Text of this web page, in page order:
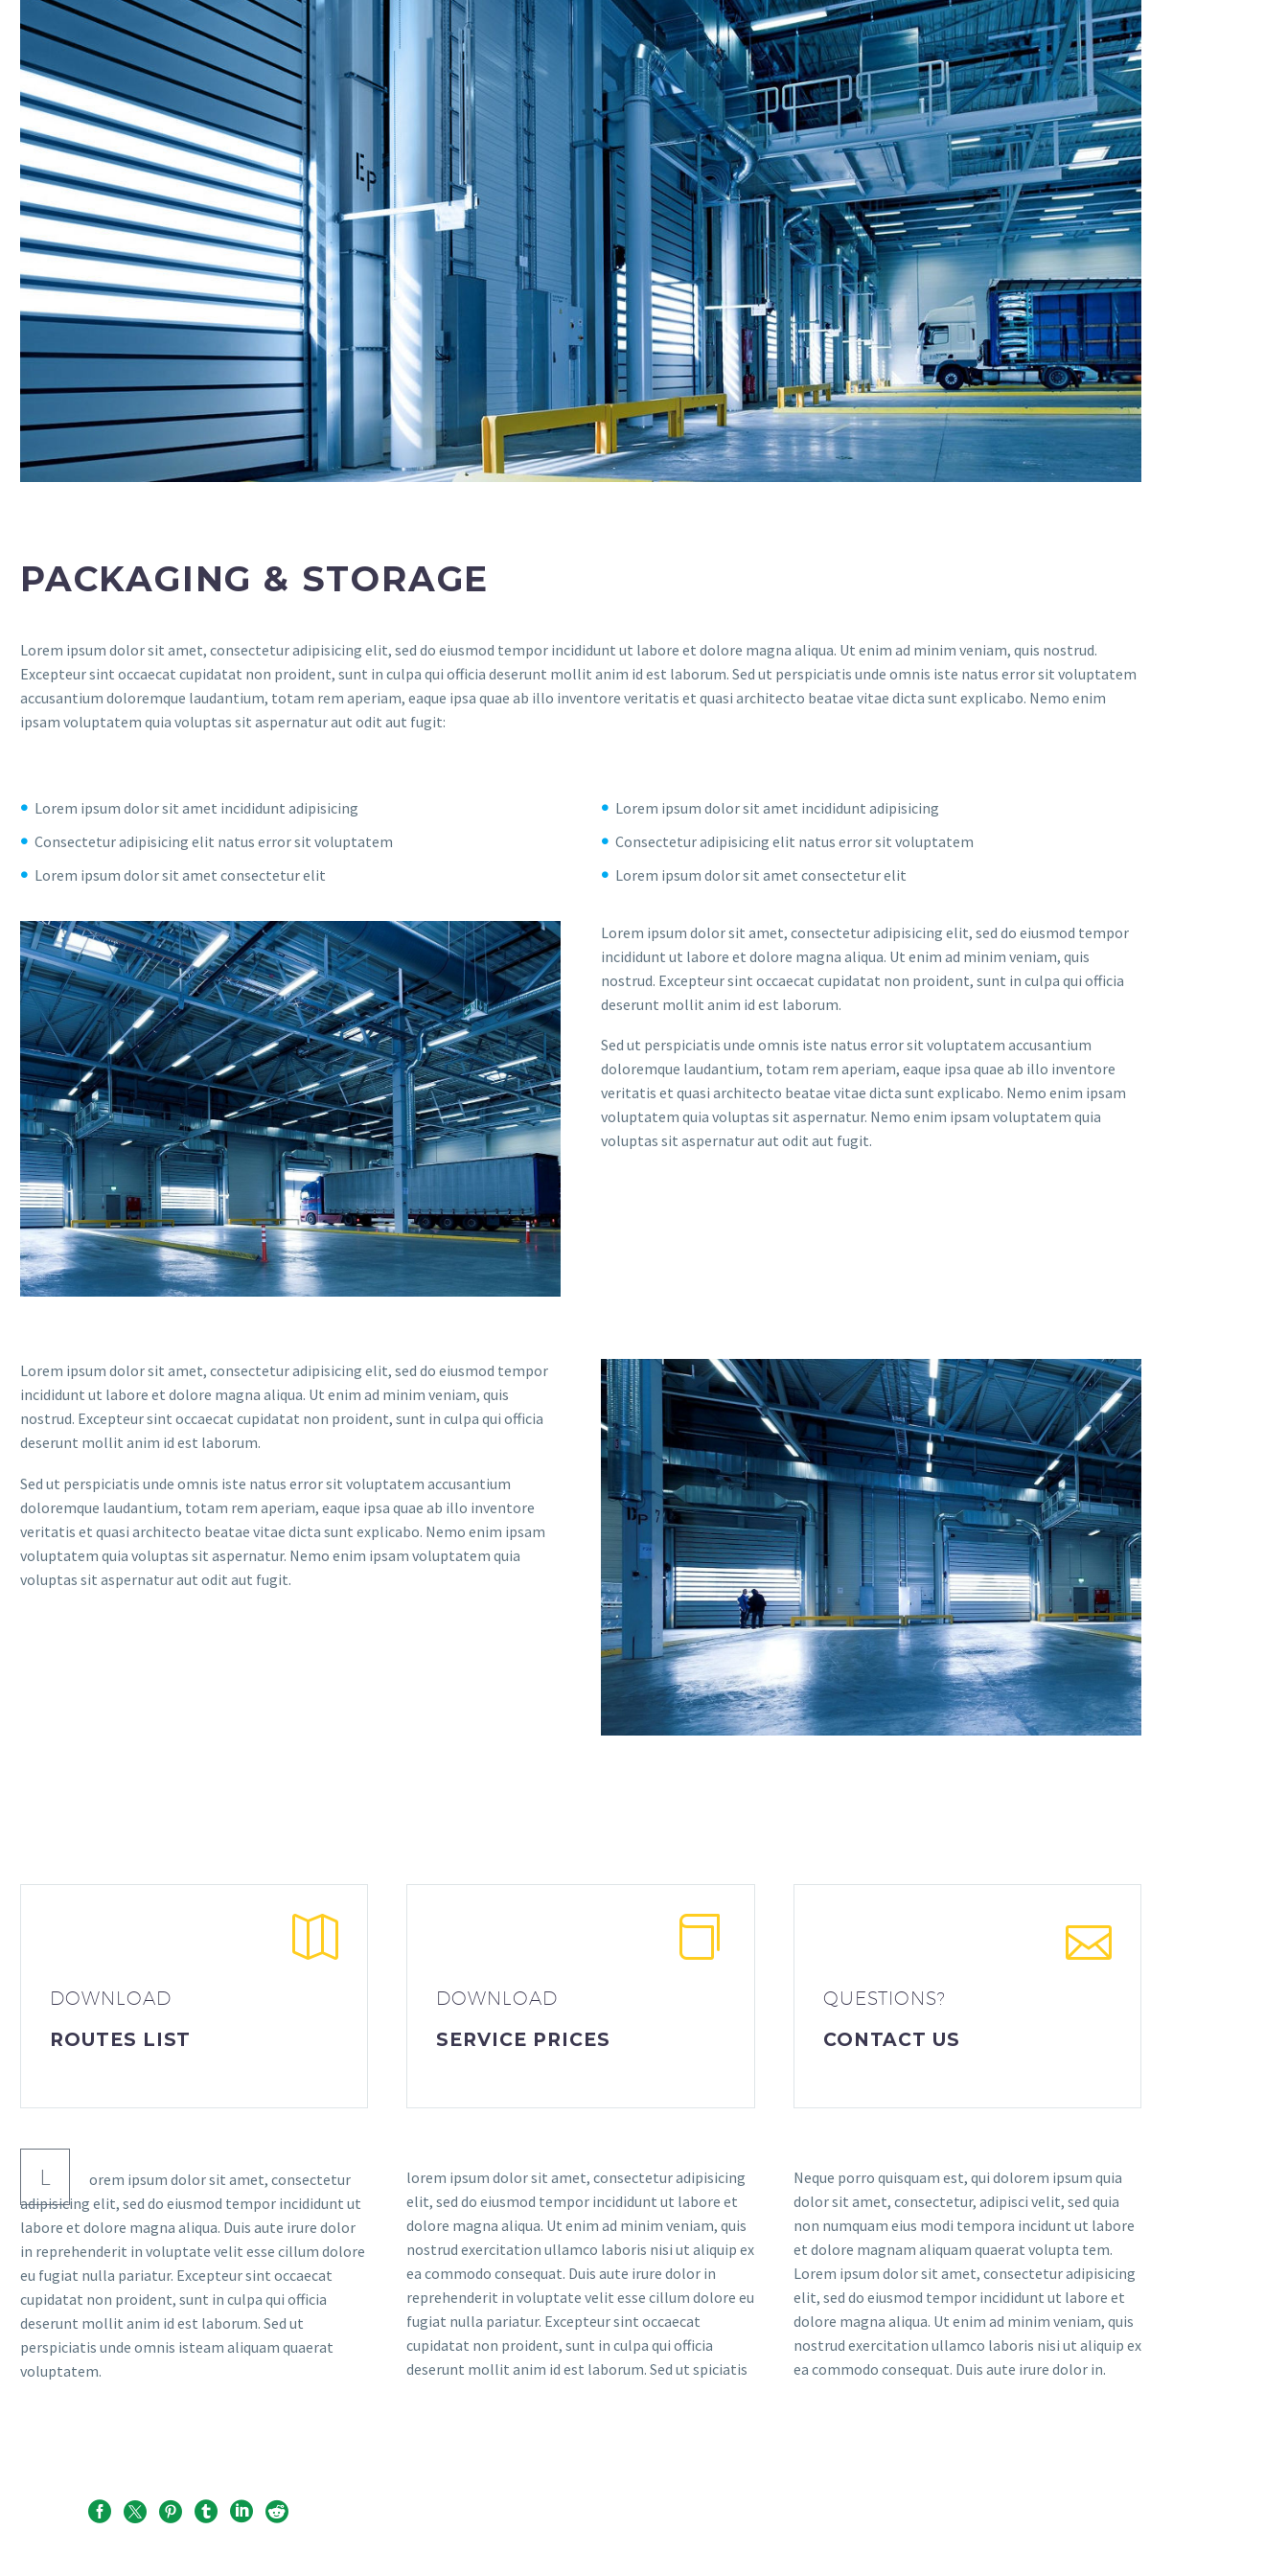
PACKAGING & STORAGE
Lorem ipsum dolor sit amet, consectetur adipisicing elit, sed do eiusmod tempor incididunt ut labore et dolore magna aliqua. Ut enim ad minim veniam, quis nostrud.
Excepteur sint occaecat cupidatat non proident, sunt in culpa qui officia deserunt mollit anim id est laborum. Sed ut perspiciatis unde omnis iste natus error sit voluptatem
accusantium doloremque laudantium, totam rem aperiam, eaque ipsa quae ab illo inventore veritatis et quasi architecto beatae vitae dicta sunt explicabo. Nemo enim
ipsam voluptatem quia voluptas sit aspernatur aut odit aut fugit:
Lorem ipsum dolor sit amet incididunt adipisicing
Consectetur adipisicing elit natus error sit voluptatem
Lorem ipsum dolor sit amet consectetur elit
Lorem ipsum dolor sit amet incididunt adipisicing
Consectetur adipisicing elit natus error sit voluptatem
Lorem ipsum dolor sit amet consectetur elit
Lorem ipsum dolor sit amet, consectetur adipisicing elit, sed do eiusmod tempor
incididunt ut labore et dolore magna aliqua. Ut enim ad minim veniam, quis
nostrud. Excepteur sint occaecat cupidatat non proident, sunt in culpa qui officia
deserunt mollit anim id est laborum.
Sed ut perspiciatis unde omnis iste natus error sit voluptatem accusantium
doloremque laudantium, totam rem aperiam, eaque ipsa quae ab illo inventore
veritatis et quasi architecto beatae vitae dicta sunt explicabo. Nemo enim ipsam
voluptatem quia voluptas sit aspernatur. Nemo enim ipsam voluptatem quia
voluptas sit aspernatur aut odit aut fugit.
Lorem ipsum dolor sit amet, consectetur adipisicing elit, sed do eiusmod tempor
incididunt ut labore et dolore magna aliqua. Ut enim ad minim veniam, quis
nostrud. Excepteur sint occaecat cupidatat non proident, sunt in culpa qui officia
deserunt mollit anim id est laborum.
Sed ut perspiciatis unde omnis iste natus error sit voluptatem accusantium
doloremque laudantium, totam rem aperiam, eaque ipsa quae ab illo inventore
veritatis et quasi architecto beatae vitae dicta sunt explicabo. Nemo enim ipsam
voluptatem quia voluptas sit aspernatur. Nemo enim ipsam voluptatem quia
voluptas sit aspernatur aut odit aut fugit.
DOWNLOAD
ROUTES LIST
DOWNLOAD
SERVICE PRICES
QUESTIONS?
CONTACT US
L
orem ipsum dolor sit amet, consectetur
adipisicing elit, sed do eiusmod tempor incididunt ut
labore et dolore magna aliqua. Duis aute irure dolor
in reprehenderit in voluptate velit esse cillum dolore
eu fugiat nulla pariatur. Excepteur sint occaecat
cupidatat non proident, sunt in culpa qui officia
deserunt mollit anim id est laborum. Sed ut
perspiciatis unde omnis isteam aliquam quaerat
voluptatem.
lorem ipsum dolor sit amet, consectetur adipisicing
elit, sed do eiusmod tempor incididunt ut labore et
dolore magna aliqua. Ut enim ad minim veniam, quis
nostrud exercitation ullamco laboris nisi ut aliquip ex
ea commodo consequat. Duis aute irure dolor in
reprehenderit in voluptate velit esse cillum dolore eu
fugiat nulla pariatur. Excepteur sint occaecat
cupidatat non proident, sunt in culpa qui officia
deserunt mollit anim id est laborum. Sed ut spiciatis
Neque porro quisquam est, qui dolorem ipsum quia
dolor sit amet, consectetur, adipisci velit, sed quia
non numquam eius modi tempora incidunt ut labore
et dolore magnam aliquam quaerat volupta tem.
Lorem ipsum dolor sit amet, consectetur adipisicing
elit, sed do eiusmod tempor incididunt ut labore et
dolore magna aliqua. Ut enim ad minim veniam, quis
nostrud exercitation ullamco laboris nisi ut aliquip ex
ea commodo consequat. Duis aute irure dolor in.